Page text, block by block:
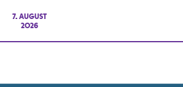
7. AUGUST
2026